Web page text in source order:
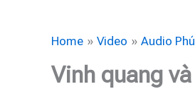
Home Video Audio
Vinh quang